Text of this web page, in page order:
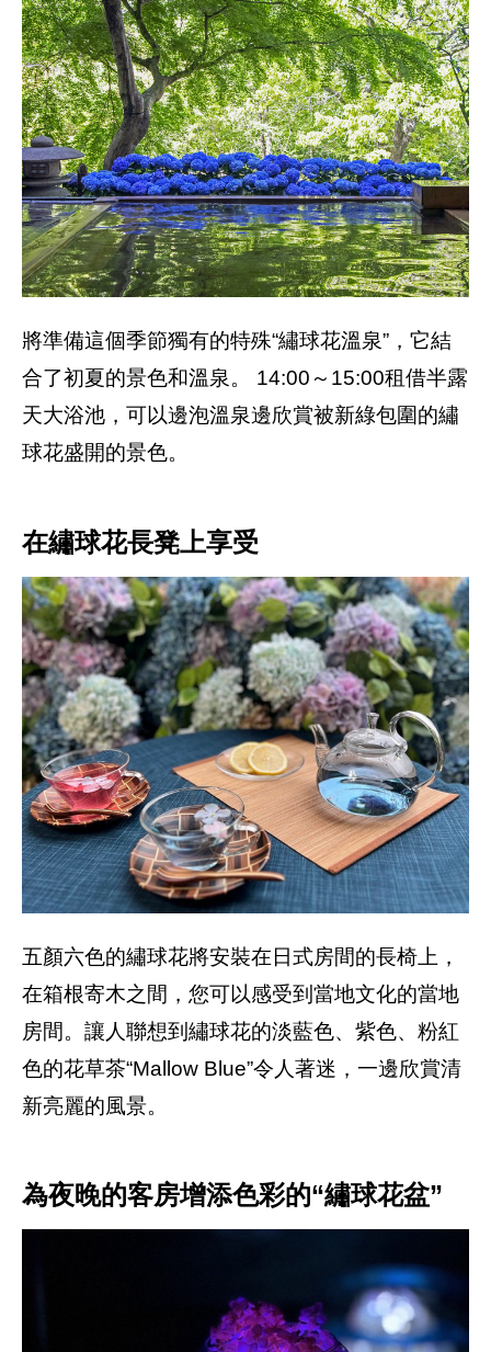
將準備這個季節獨有的特殊“繡球花溫泉”，它結
合了初夏的景色和溫泉。 14:00～15:00租借半露
天大浴池，可以邊泡溫泉邊欣賞被新綠包圍的繡
球花盛開的景色。
在繡球花長凳上享受
五顏六色的繡球花將安裝在日式房間的長椅上，
在箱根寄木之間，您可以感受到當地文化的當地
房間。讓人聯想到繡球花的淡藍色、紫色、粉紅
色的花草茶“Mallow Blue”令人著迷，一邊欣賞清
新亮麗的風景。
為夜晚的客房增添色彩的“繡球花盆”